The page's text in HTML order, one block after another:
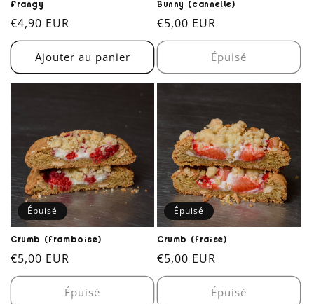
Frangy
Prix
habituel
€4,90 EUR
Ajouter au panier
Bunny (cannelle)
Prix
habituel
€5,00 EUR
Épuisé
Épuisé
Crumb (framboise)
Prix
habituel
€5,00 EUR
Épuisé
Épuisé
Crumb (fraise)
Prix
habituel
€5,00 EUR
Épuisé